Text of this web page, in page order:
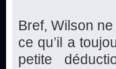
Bref, Wilson ne
ce qu’il a
petite